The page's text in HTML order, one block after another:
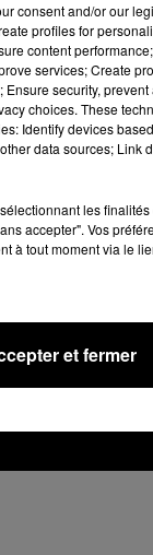
vous
consent and/or our
profiles for
content
services; Create
security,
choices. These
Identify devices
data sources; Link
les
accepter". Vos
à tout moment via le
et fermer